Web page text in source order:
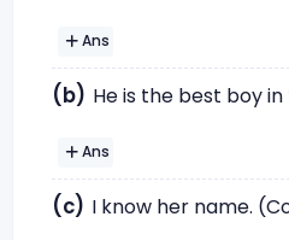
Ans
(b) He is the best boy
Ans
(c) I know her name.